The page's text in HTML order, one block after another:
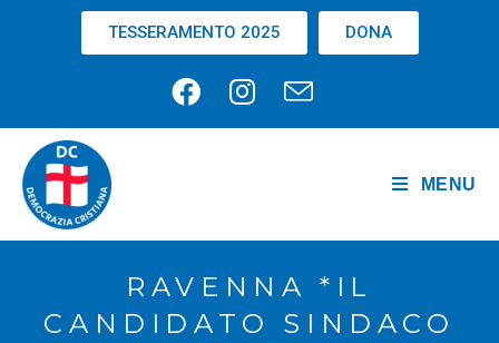
TESSERAMENTO 2025 DONA
MENU
RAVENNA *IL
CANDIDATO SINDACO